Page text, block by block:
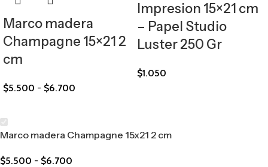
Marco madera
Champagne 15×21 2
cm
$5.500 - $6.700
Impresion 15×21 cm
– Papel Studio
Luster 250 Gr
$1.050
Marco madera Champagne 15x21 2 cm
$5.500 - $6.700